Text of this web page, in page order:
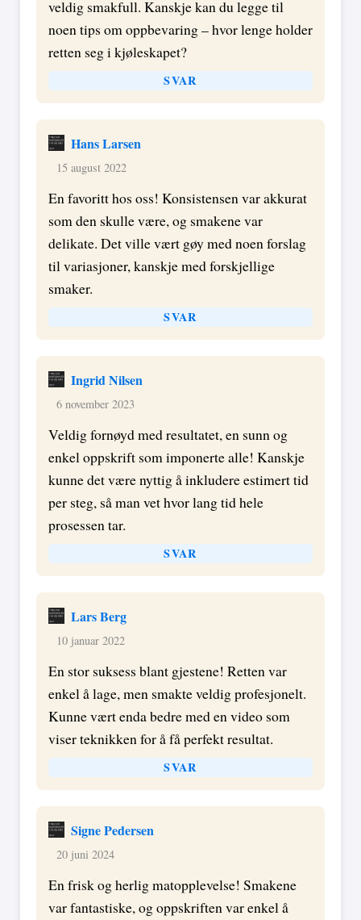
veldig smakfull. Kanskje kan du legge til
noen tips om oppbevaring – hvor lenge holder
retten seg i kjøleskapet?
SVAR
Hans Larsen
15 august 2022
En favoritt hos oss! Konsistensen var akkurat
som den skulle være, og smakene var
delikate. Det ville vært gøy med noen forslag
til variasjoner, kanskje med forskjellige
smaker.
SVAR
Ingrid Nilsen
6 november 2023
Veldig fornøyd med resultatet, en sunn og
enkel oppskrift som imponerte alle! Kanskje
kunne det være nyttig å inkludere estimert tid
per steg, så man vet hvor lang tid hele
prosessen tar.
SVAR
Lars Berg
10 januar 2022
En stor suksess blant gjestene! Retten var
enkel å lage, men smakte veldig profesjonelt.
Kunne vært enda bedre med en video som
viser teknikken for å få perfekt resultat.
SVAR
Signe Pedersen
20 juni 2024
En frisk og herlig matopplevelse! Smakene
var fantastiske, og oppskriften var enkel å